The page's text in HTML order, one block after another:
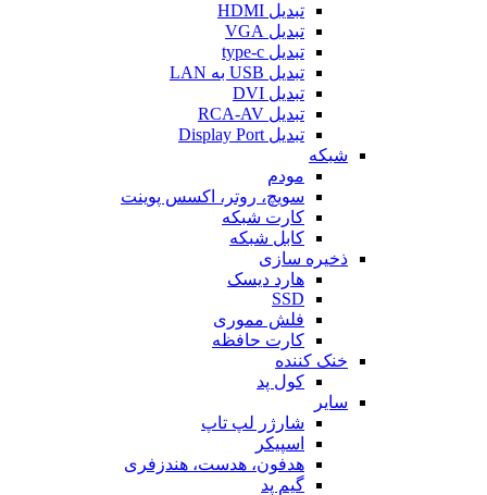
تبدیل HDMI
تبدیل VGA
تبدیل type-c
تبدیل USB به LAN
تبدیل DVI
تبدیل RCA-AV
تبدیل Display Port
شبکه
مودم
سویچ، روتر، اکسس پوینت
کارت شبکه
کابل شبکه
ذخیره سازی
هارد دیسک
SSD
فلش مموری
کارت حافظه
خنک کننده
کول پد
سایر
شارژر لپ تاپ
اسپیکر
هدفون، هدست، هندزفری
گیم پد